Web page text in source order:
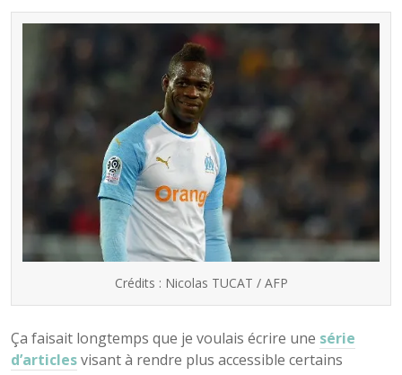
Crédits : Nicolas TUCAT / AFP
Ça faisait longtemps que je voulais écrire une série
d’articlesvisant à rendre plus accessible certains